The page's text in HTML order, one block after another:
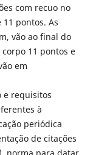
com recuo no
pontos. As
vão ao final do
11 pontos e
em
e requisitos
à
periódica
de citações